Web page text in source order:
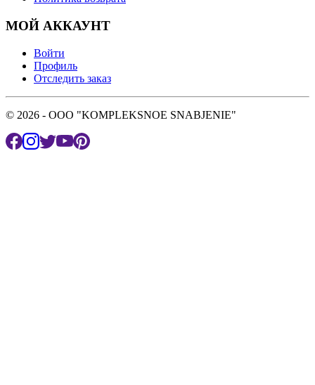
МОЙ АККАУНТ
Войти
Профиль
Отследить заказ
© 2026 - OOO "KOMPLEKSNOE SNABJENIE"